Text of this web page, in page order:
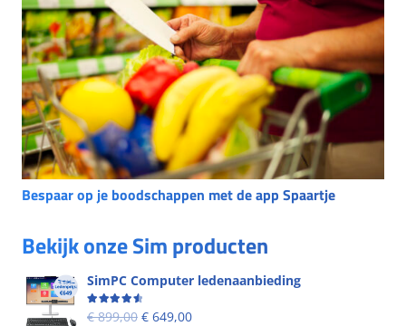
Bespaar op je boodschappen met de app Spaartje
Bekijk onze Sim producten
SimPC Computer ledenaanbieding
Beoordeling 4.60uit 5
€899,00 € 649,00